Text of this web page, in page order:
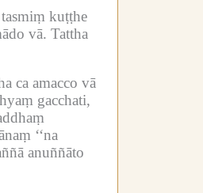
kuṭṭhe
vā. Tattha
ca amacco vā
gacchati,
‘‘na
anuññāto